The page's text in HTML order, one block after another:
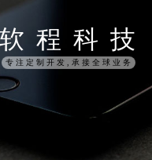
软 程 科 技
专注定制开发,承接全球业务